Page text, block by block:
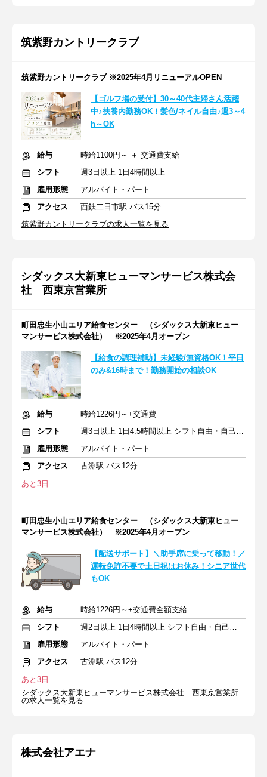
筑紫野カントリークラブ
筑紫野カントリークラブ ※2025年4月リニューアルOPEN
【ゴルフ場の受付】30～40代主婦さん活躍
中♪扶養内勤務OK！髪色/ネイル自由♪週3～4
h～OK
給与
時給1100円～ ＋ 交通費支給
シフト
週3日以上 1日4時間以上
雇用形態
アルバイト・パート
アクセス
西鉄二日市駅 バス15分
筑紫野カントリークラブの求人一覧を見る
シダックス大新東ヒューマンサービス株式会
社 西東京営業所
町田忠生小山エリア給食センター （シダックス大新東ヒュー
マンサービス株式会社） ※2025年4月オープン
【給食の調理補助】未経験/無資格OK！平日
のみ&16時まで！勤務開始の相談OK
給与
時給1226円～+交通費
シフト
週3日以上 1日4.5時間以上 シフト自由・自己申告
雇用形態
アルバイト・パート
アクセス
古淵駅 バス12分
あと3日
町田忠生小山エリア給食センター （シダックス大新東ヒュー
マンサービス株式会社） ※2025年4月オープン
【配送サポート】＼助手席に乗って移動！／
運転免許不要で土日祝はお休み！シニア世代
もOK
給与
時給1226円～+交通費全額支給
シフト
週2日以上 1日4時間以上 シフト自由・自己申告
雇用形態
アルバイト・パート
アクセス
古淵駅 バス12分
あと3日
シダックス大新東ヒューマンサービス株式会社 西東京営業所
の求人一覧を見る
株式会社アエナ